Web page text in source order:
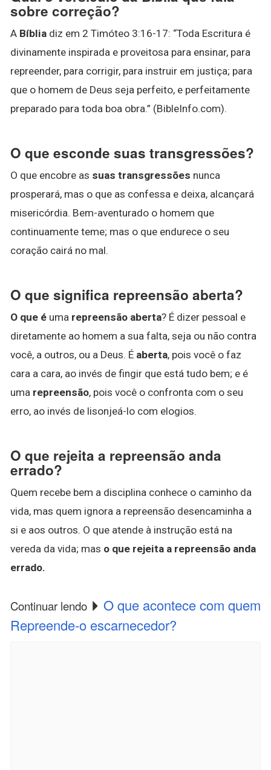
sobre correção?
A Bíblia diz em 2 Timóteo 3:16-17: “Toda Escritura é
divinamente inspirada e proveitosa para ensinar, para
repreender, para corrigir, para instruir em justiça; para
que o homem de Deus seja perfeito, e perfeitamente
preparado para toda boa obra.” (BibleInfo.com).
O que esconde suas transgressões?
O que encobre as suas transgressões nunca
prosperará, mas o que as confessa e deixa, alcançará
misericórdia. Bem-aventurado o homem que
continuamente teme; mas o que endurece o seu
coração cairá no mal.
O que significa repreensão aberta?
O que é uma repreensão aberta? É dizer pessoal e
diretamente ao homem a sua falta, seja ou não contra
você, a outros, ou a Deus. É aberta, pois você o faz
cara a cara, ao invés de fingir que está tudo bem; e é
uma repreensão, pois você o confronta com o seu
erro, ao invés de lisonjeá-lo com elogios.
O que rejeita a repreensão anda
errado?
Quem recebe bem a disciplina conhece o caminho da
vida, mas quem ignora a repreensão desencaminha a
si e aos outros. O que atende à instrução está na
vereda da vida; mas o que rejeita a repreensão anda
errado.
Continuar lendo
O que acontece com quem
Repreende-o escarnecedor?